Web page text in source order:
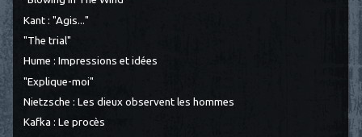
Kant : "Agis..."
"The trial"
Hume : Impressions et idées
"Explique-moi"
Nietzsche : Les dieux observent les hommes
Kafka : Le procès